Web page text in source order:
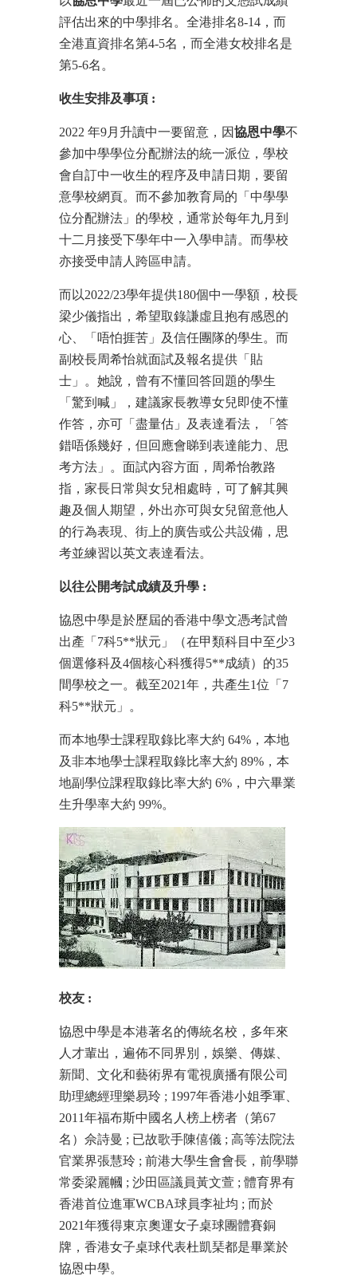
評估出來的中學排名。全港排名8-14，而
全港直資排名第4-5名，而全港女校排名是
第5-6名。
收生安排及事項 :
2022 年9月升讀中一要留意，因協恩中學不
參加中學學位分配辦法的統一派位，學校
會自訂中一收生的程序及申請日期，要留
意學校網頁。而不參加教育局的「中學學
位分配辦法」的學校，通常於每年九月到
十二月接受下學年中一入學申請。而學校
亦接受申請人跨區申請。
而以2022/23學年提供180個中一學額，校長
梁少儀指出，希望取錄謙虛且抱有感恩的
心、「唔怕捱苦」及信任團隊的學生。而
副校長周希怡就面試及報名提供「貼
士」。她說，曾有不懂回答回題的學生
「驚到喊」，建議家長教導女兒即使不懂
作答，亦可「盡量估」及表達看法，「答
錯唔係幾好，但回應會睇到表達能力、思
考方法」。面試內容方面，周希怡教路
指，家長日常與女兒相處時，可了解其興
趣及個人期望，外出亦可與女兒留意他人
的行為表現、街上的廣告或公共設備，思
考並練習以英文表達看法。
以往公開考試成績及升學 :
協恩中學是於歷屆的香港中學文憑考試曾
出產「7科5**狀元」（在甲類科目中至少3
個選修科及4個核心科獲得5**成績）的35
間學校之一。截至2021年，共產生1位「7
科5**狀元」。
而本地學士課程取錄比率大約 64%，本地
及非本地學士課程取錄比率大約 89%，本
地副學位課程取錄比率大約 6%，中六畢業
生升學率大約 99%。
校友 :
協恩中學是本港著名的傳統名校，多年來
人才輩出，遍佈不同界別，娛樂、傳媒、
新聞、文化和藝術界有電視廣播有限公司
助理總經理樂易玲 ; 1997年香港小姐季軍、
2011年福布斯中國名人榜上榜者（第67
名）佘詩曼 ; 已故歌手陳僖儀 ; 高等法院法
官業界張慧玲 ; 前港大學生會會長，前學聯
常委梁麗幗 ; 沙田區議員黃文萱 ; 體育界有
香港首位進軍WCBA球員李祉均 ; 而於
2021年獲得東京奧運女子桌球團體賽銅
牌，香港女子桌球代表杜凱琹都是畢業於
協恩中學。